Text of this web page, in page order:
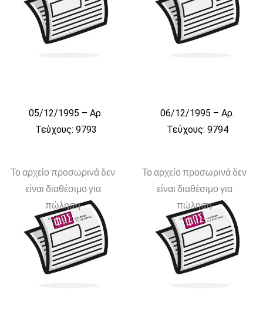
05/12/1995 – Αρ.
Τεύχους: 9793
06/12/1995 – Αρ.
Τεύχους: 9794
Το αρχείο προσωρινά δεν
είναι διαθέσιμο για
πώληση
Το αρχείο προσωρινά δεν
είναι διαθέσιμο για
πώληση